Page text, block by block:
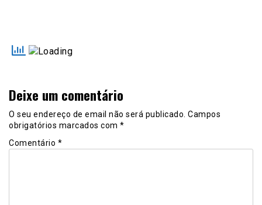
Deixe um comentário
O seu endereço de email não será publicado. Campos
obrigatórios marcados com *
Comentário *